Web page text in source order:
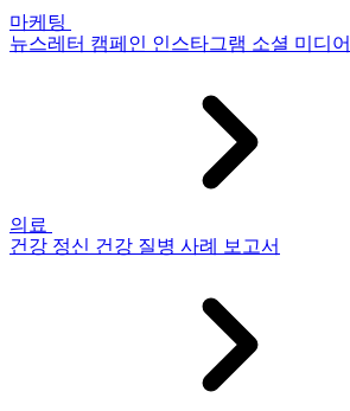
마케팅
뉴스레터 캠페인 인스타그램 소셜 미디어
의료
건강 정신 건강 질병 사례 보고서